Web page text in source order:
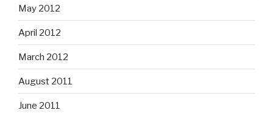
May 2012
April 2012
March 2012
August 2011
June 2011